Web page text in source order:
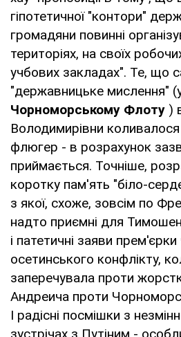
гіпотетичної "контори"
громадяни повинні
територіях, на своїх
учбових закладах". Те, що
"державницьке мислення"
Чорноморському Флоту )
Володимирівни коливалося
флюгер - в розрахунок
приймається. Точніше,
коротку пам'ять "біло-
з якої, схоже, зовсім по
надто приємні для
і патетичні заяви прем'єрки
осетинського конфлікту,
заперечувала проти
Андреича проти
І радісні посмішки з
зустрічах з Путіним -